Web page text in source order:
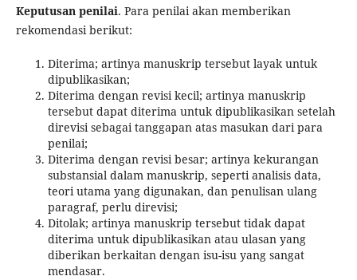
Keputusan penilai. Para penilai akan memberikan
rekomendasi berikut:
Diterima; artinya manuskrip tersebut layak untuk
dipublikasikan;
Diterima dengan revisi kecil; artinya manuskrip
tersebut dapat diterima untuk dipublikasikan setelah
direvisi sebagai tanggapan atas masukan dari para
penilai;
Diterima dengan revisi besar; artinya kekurangan
substansial dalam manuskrip, seperti analisis data,
teori utama yang digunakan, dan penulisan ulang
paragraf, perlu direvisi;
Ditolak; artinya manuskrip tersebut tidak dapat
diterima untuk dipublikasikan atau ulasan yang
diberikan berkaitan dengan isu-isu yang sangat
mendasar.